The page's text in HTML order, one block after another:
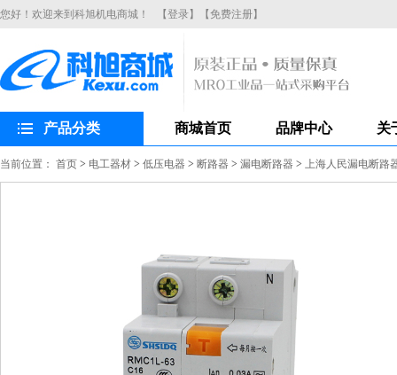
您好！欢迎来到科旭机电商城！ 【登录】 【免费注册】
产品分类 商城首页 品牌中心 关
当前位置： 首页 > 电工器材 > 低压电器 > 断路器 > 漏电断路器 > 上海人民漏电断路